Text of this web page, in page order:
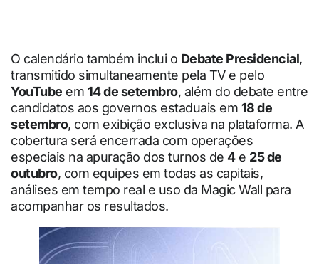
O calendário também inclui o Debate Presidencial,
transmitido simultaneamente pela TV e pelo
YouTube em 14 de setembro, além do debate entre
candidatos aos governos estaduais em 18 de
setembro, com exibição exclusiva na plataforma. A
cobertura será encerrada com operações
especiais na apuração dos turnos de 4e 25 de
outubro, com equipes em todas as capitais,
análises em tempo real e uso da Magic Wall para
acompanhar os resultados.